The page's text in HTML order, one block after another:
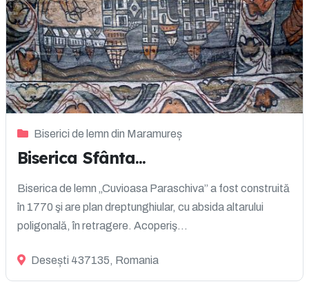
Biserici de lemn din Maramureș
Biserica Sfânta...
Biserica de lemn „Cuvioasa Paraschiva” a fost construită
în 1770 şi are plan dreptunghiular, cu absida altarului
poligonală, în retragere. Acoperiş...
Desești 437135, Romania